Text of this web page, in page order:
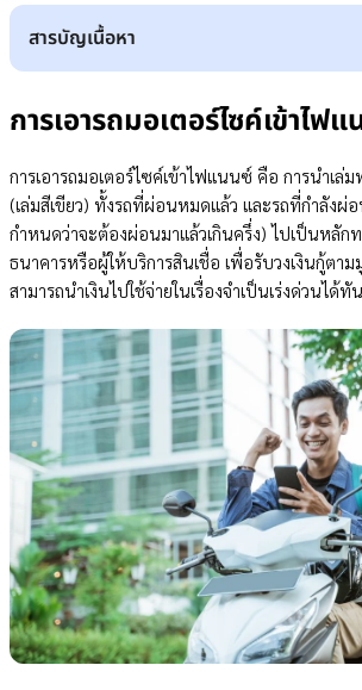
สารบัญเนื้อหา
การเอารถมอเตอร์ไซค์เข้าไฟแนนซ์คืออะไร
ปัจจัยที่มีผลต่อวงเงินจัดไฟแนนซ์มอเตอร์ไซค์
สิ่งที่ต้องเตรียมเพื่อเช็คยอดจัดไฟแนนซ์มอเตอร์ไซค์
ขั้นตอนเช็คยอดจัดไฟแนนซ์มอเตอร์ไซค์ง่ายๆ
รถมอเตอร์ไซค์เก่าเอาเข้าไฟแนนซ์ได้ไหม เงินติดล้อสรุปให้
สรุป เช็คยอดจัดไฟแนนซ์มอเตอร์ไซค์ก่อนขอสินเชื่อ
การเอารถมอเตอร์ไซค์เข้าไฟ
การเอารถมอเตอร์ไซค์เข้าไฟแนนซ์ คือ การนำเล่
(เล่มสีเขียว) ทั้งรถที่ผ่อนหมดแล้ว และรถที่กำลังผ่
กำหนดว่าจะต้องผ่อนมาแล้วเกินครึ่ง) ไปเป็นหลัก
ธนาคารหรือผู้ให้บริการสินเชื่อ เพื่อรับวงเงินกู้ตา
สามารถนำเงินไปใช้จ่ายในเรื่องจำเป็นเร่งด่วนได้ทั